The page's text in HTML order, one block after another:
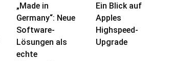
„Made in
Germany“: Neue
Software-
Lösungen als
echte
Ein Blick auf
Apples
Highspeed-
Upgrade